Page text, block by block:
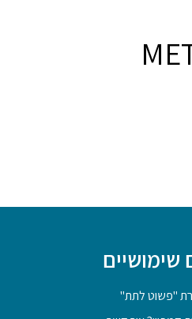
שימושיים
"פשוט לתת"